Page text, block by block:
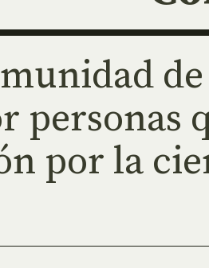
personas
por la